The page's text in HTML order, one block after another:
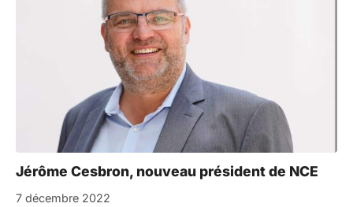
Jérôme Cesbron, nouveau président de NCE
7 décembre 2022